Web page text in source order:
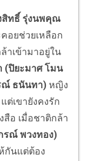
สิทธิ์ รุ่งนพคุณ
อยช่วยเหลือก
าเข้ามาอยู่ใน
(ปิยะมาศ โมน
ณ์ ธนันทา) หญิง
ต่เขายังคงรัก
สือ เมื่อชาติกล้า
ณ์ พวงทอง)
กันแต่ต้อง